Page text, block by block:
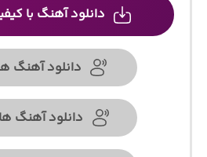
دانلود آهنگ با
دانلود آهنگ
دانلود آهنگ